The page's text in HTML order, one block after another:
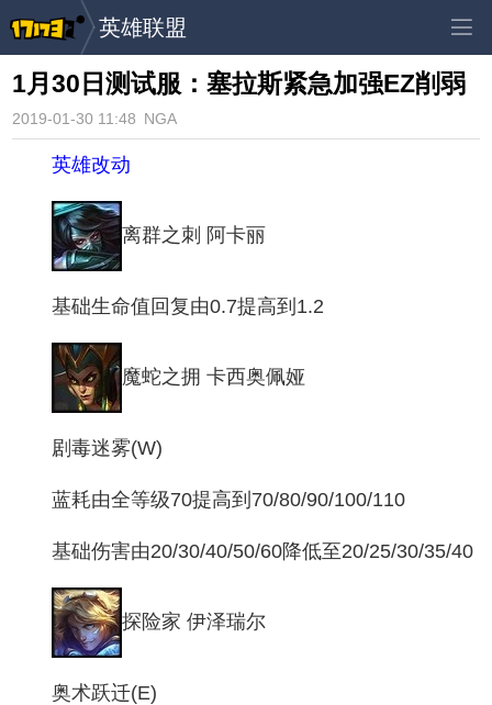
英雄联盟
1月30日测试服：塞拉斯紧急加强EZ削弱
2019-01-30 11:48 NGA
英雄改动
离群之刺 阿卡丽
基础生命值回复由0.7提高到1.2
魔蛇之拥 卡西奥佩娅
剧毒迷雾(W)
蓝耗由全等级70提高到70/80/90/100/110
基础伤害由20/30/40/50/60降低至20/25/30/35/40
探险家 伊泽瑞尔
奥术跃迁(E)